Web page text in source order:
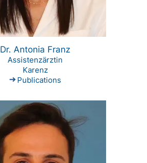
Dr. Antonia Franz
Assistenzärztin
Karenz
Publications